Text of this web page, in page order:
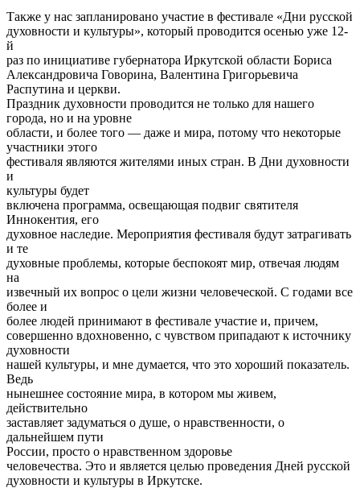
Также у нас запланировано участие в фестивале «Дни русской
духовности и культуры», который проводится осенью уже 12-
й
раз по инициативе губернатора Иркутской области Бориса
Александровича Говорина, Валентина Григорьевича
Распутина и церкви.
Праздник духовности проводится не только для нашего
города, но и на уровне
области, и более того — даже и мира, потому что некоторые
участники этого
фестиваля являются жителями иных стран. В Дни духовности
и
культуры будет
включена программа, освещающая подвиг святителя
Иннокентия, его
духовное наследие. Мероприятия фестиваля будут затрагивать
и те
духовные проблемы, которые беспокоят мир, отвечая людям
на
извечный их вопрос о цели жизни человеческой. С годами все
более и
более людей принимают в фестивале участие и, причем,
совершенно вдохновенно, с чувством припадают к источнику
духовности
нашей культуры, и мне думается, что это хороший показатель.
Ведь
нынешнее состояние мира, в котором мы живем,
действительно
заставляет задуматься о душе, о нравственности, о
дальнейшем пути
России, просто о нравственном здоровье
человечества. Это и является целью проведения Дней русской
духовности и культуры в Иркутске.